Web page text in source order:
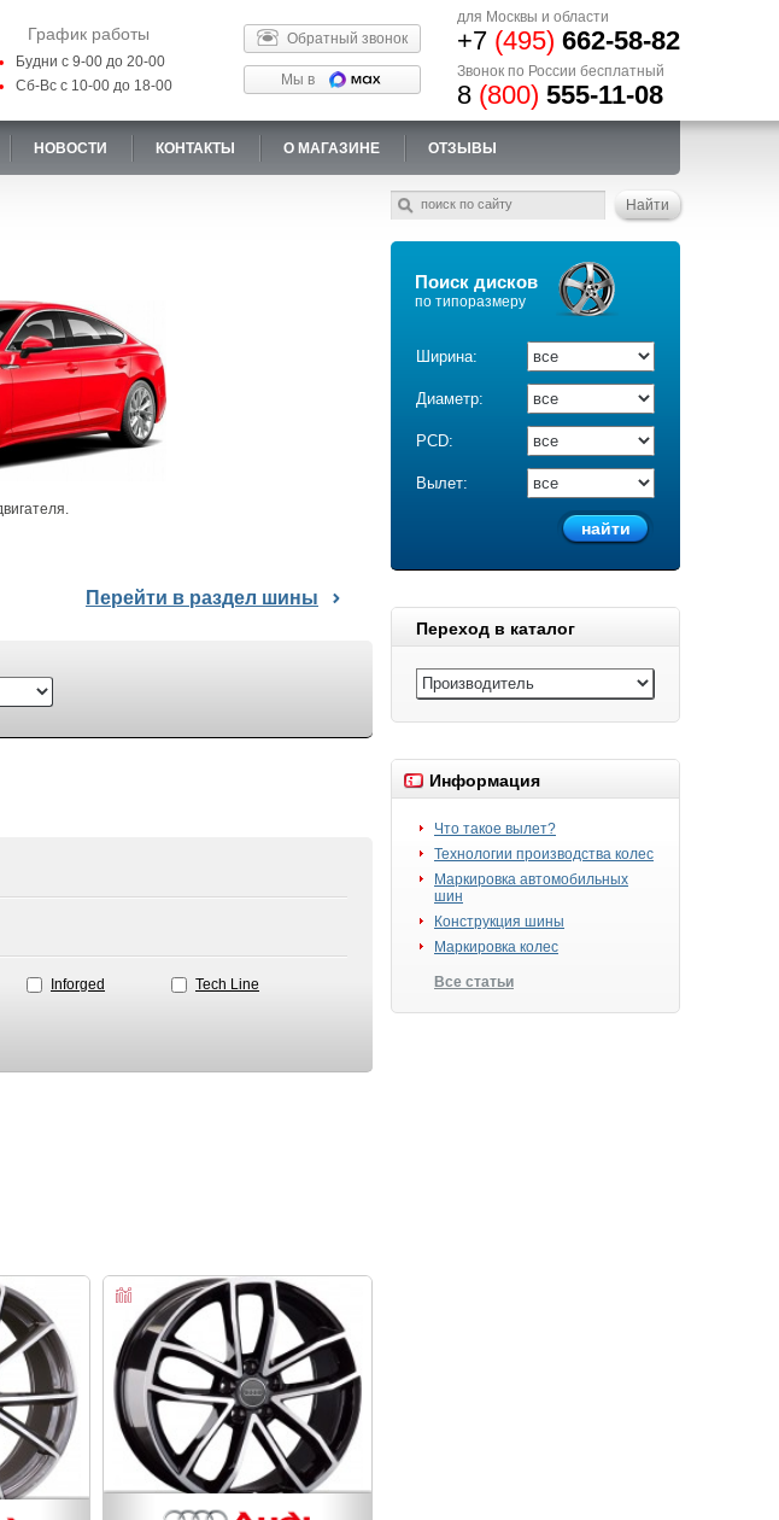
График работы
Будни с 9-00 до 20-00
Сб-Вс с 10-00 до 18-00
Обратный звонок
Мы в
для Москвы и области
+7 (495) 662-58-82
Звонок по России бесплатный
8 (800) 555-11-08
НОВОСТИ КОНТАКТЫ О МАГАЗИНЕ ОТЗЫВЫ
Поиск дисков
по типоразмеру
Ширина:
Диаметр:
PCD:
Вылет:
Переход в каталог
Информация
Что такое вылет?
Технологии производства колес
Маркировка автомобильных
шин
Конструкция шины
Маркировка колес
Все статьи
Перейти в раздел шины
Inforged Tech Line